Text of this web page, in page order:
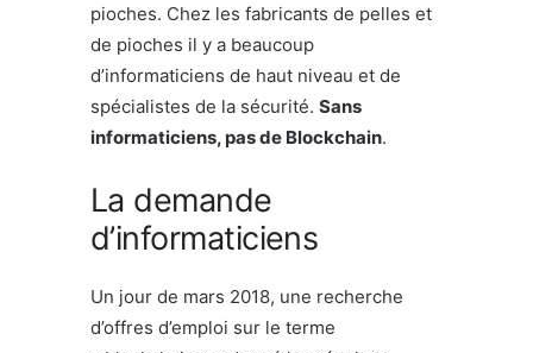
pioches. Chez les fabricants de pelles et
de pioches il y a beaucoup
d’informaticiens de haut niveau et de
spécialistes de la sécurité. Sans
informaticiens, pas de Blockchain.
La demande
d’informaticiens
Un jour de mars 2018, une recherche
d’offres d’emploi sur le terme